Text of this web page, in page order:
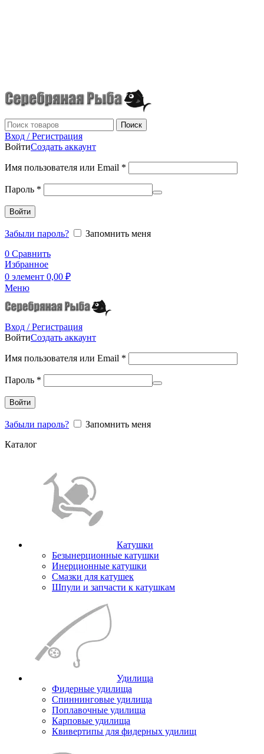
Поиск
Вход / Регистрация
ВойтиСоздать аккаунт
Имя пользователя или Email *
Пароль *
Войти
Забыли пароль?
Запомнить меня
0 Сравнить
Избранное
0 элемент 0,00 ₽
Меню
Вход / Регистрация
ВойтиСоздать аккаунт
Имя пользователя или Email *
Пароль *
Войти
Забыли пароль?
Запомнить меня
Каталог
Катушки
Безынерционные катушки
Инерционные катушки
Смазки для катушек
Шпули и запчасти к катушкам
Удилища
Фидерные удилища
Спиннинговые удилища
Поплавочные удилища
Карповые удилища
Квивертипы для фидерных удилищ